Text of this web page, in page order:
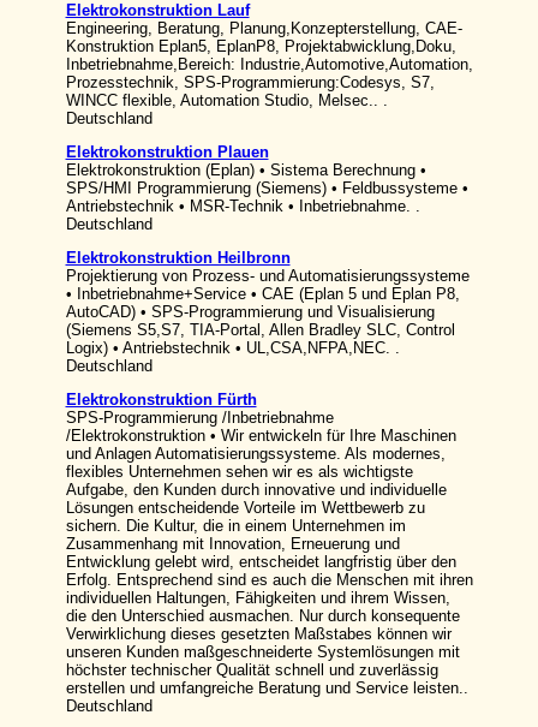
Elektrokonstruktion Lauf
Engineering, Beratung, Planung,Konzepterstellung, CAE-
Konstruktion Eplan5, EplanP8, Projektabwicklung,Doku,
Inbetriebnahme,Bereich: Industrie,Automotive,Automation,
Prozesstechnik, SPS-Programmierung:Codesys, S7,
WINCC flexible, Automation Studio, Melsec.. .
Deutschland
Elektrokonstruktion Plauen
Elektrokonstruktion (Eplan) • Sistema Berechnung •
SPS/HMI Programmierung (Siemens) • Feldbussysteme •
Antriebstechnik • MSR-Technik • Inbetriebnahme. .
Deutschland
Elektrokonstruktion Heilbronn
Projektierung von Prozess- und Automatisierungssysteme
• Inbetriebnahme+Service • CAE (Eplan 5 und Eplan P8,
AutoCAD) • SPS-Programmierung und Visualisierung
(Siemens S5,S7, TIA-Portal, Allen Bradley SLC, Control
Logix) • Antriebstechnik • UL,CSA,NFPA,NEC. .
Deutschland
Elektrokonstruktion Fürth
SPS-Programmierung /Inbetriebnahme
/Elektrokonstruktion • Wir entwickeln für Ihre Maschinen
und Anlagen Automatisierungssysteme. Als modernes,
flexibles Unternehmen sehen wir es als wichtigste
Aufgabe, den Kunden durch innovative und individuelle
Lösungen entscheidende Vorteile im Wettbewerb zu
sichern. Die Kultur, die in einem Unternehmen im
Zusammenhang mit Innovation, Erneuerung und
Entwicklung gelebt wird, entscheidet langfristig über den
Erfolg. Entsprechend sind es auch die Menschen mit ihren
individuellen Haltungen, Fähigkeiten und ihrem Wissen,
die den Unterschied ausmachen. Nur durch konsequente
Verwirklichung dieses gesetzten Maßstabes können wir
unseren Kunden maßgeschneiderte Systemlösungen mit
höchster technischer Qualität schnell und zuverlässig
erstellen und umfangreiche Beratung und Service leisten..
Deutschland